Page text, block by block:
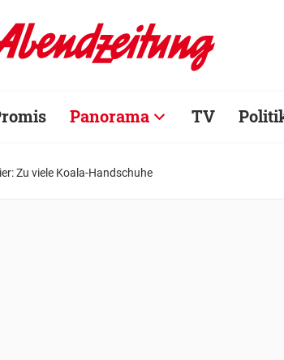
Panorama TV
Zu viele Koala-Handschuhe